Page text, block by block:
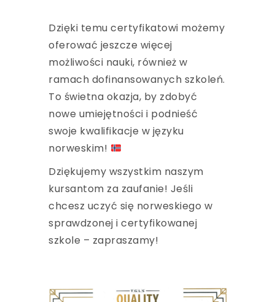
Dzięki temu certyfikatowi możemy
oferować jeszcze więcej
możliwości nauki, również w
ramach dofinansowanych szkoleń.
To świetna okazja, by zdobyć
nowe umiejętności i podnieść
swoje kwalifikacje w języku
norweskim!
Dziękujemy wszystkim naszym
kursantom za zaufanie! Jeśli
chcesz uczyć się norweskiego w
sprawdzonej i certyfikowanej
szkole – zapraszamy!